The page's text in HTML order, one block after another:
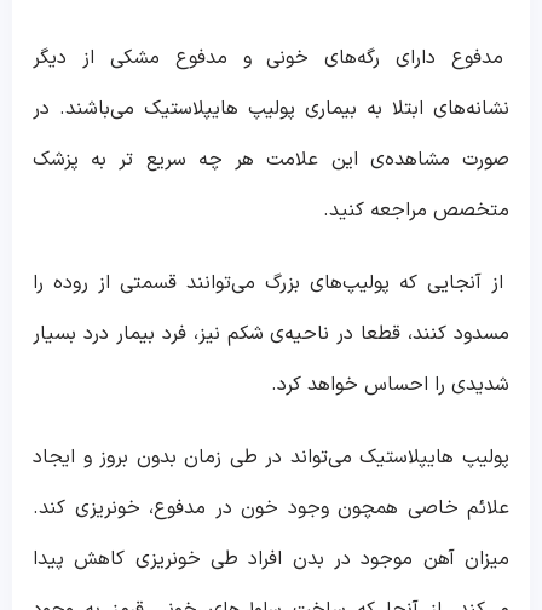
مدفوع دارای رگه‌های خونی و مدفوع مشکی از دیگر
نشانه‌های ابتلا به بیماری پولیپ هایپلاستیک می‌باشند. در
صورت مشاهده‌ی این علامت هر چه سریع تر به پزشک
متخصص مراجعه کنید.
از آنجایی که پولیپ‌های بزرگ می‌توانند قسمتی از روده را
مسدود کنند، قطعا در ناحیه‌ی شکم نیز، فرد بیمار درد بسیار
شدیدی را احساس خواهد کرد.
پولیپ هایپلاستیک می‌تواند در طی زمان بدون بروز و ایجاد
علائم خاصی همچون وجود خون در مدفوع، خونریزی کند.
میزان آهن موجود در بدن افراد طی خونریزی کاهش پیدا